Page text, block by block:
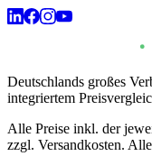
Deutschlands großes
integriertem
Alle Preise inkl. der
zzgl. Versandkosten.